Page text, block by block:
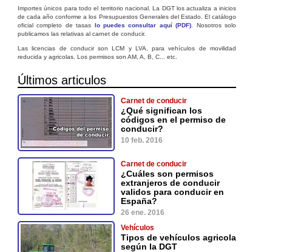
Importes únicos para todo el territorio nacional. La DGT los actualiza a inicios
de cada año conforme a los Presupuestos Generales del Estado. El catálogo
oficial completo de tasas lo puedes consultar aquí (PDF) . Nosotros solo
publicamos las relativas al carnet de conducir.
Las licencias de conducir son LCM y LVA, para vehículos de movilidad
reducida y agricolas. Los permisos son AM, A, B, C... etc.
Últimos articulos
Carnet de conducir
¿Qué significan los
códigos en el permiso de
conducir?
10 feb. 2016
Carnet de conducir
¿Cuáles son permisos
extranjeros de conducir
validos para conducir en
España?
26 ene. 2016
Vehículos
Tipos de vehículos agricola
según la DGT